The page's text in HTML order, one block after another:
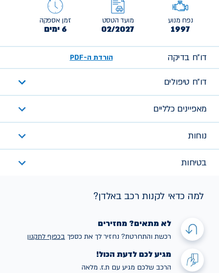
נפח מנוע
1997
מועד הטסט
02/2027
זמן אספקה
6 ימים
דו״ח בדיקה הורדת ה-PDF
דו״ח טיפולים
מאפיינים כלליים
נוחות
בטיחות
למה כדאי לקנות רכב באלדן?
לא מתאים? מחזירים
רכשת והתחרטת? נחזיר לך את כספך בכפוף לתקנון
מגיע לכם לדעת הכול!
הרכב שלכם מגיע עם ת.ז. מלאה